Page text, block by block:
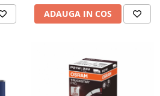
ADAUGA IN COS